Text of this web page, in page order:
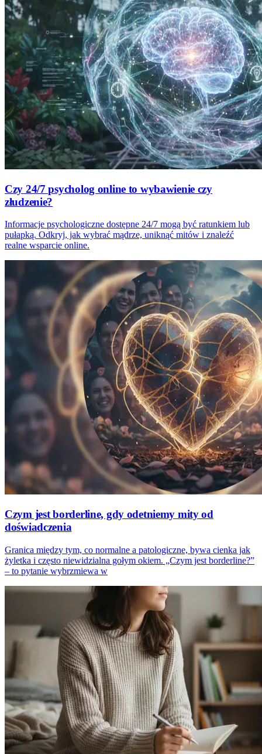
Czy 24/7 psycholog online to wybawienie czy
złudzenie?
Informacje psychologiczne dostępne 24/7 mogą być ratunkiem lub
pułapką. Odkryj, jak wybrać mądrze, uniknąć mitów i znaleźć
realne wsparcie online.
Czym jest borderline, gdy odetniemy mity od
doświadczenia
Granica między tym, co normalne a patologiczne, bywa cienka jak
żyletka i często niewidzialna gołym okiem. „Czym jest borderline?”
– to pytanie wybrzmiewa w